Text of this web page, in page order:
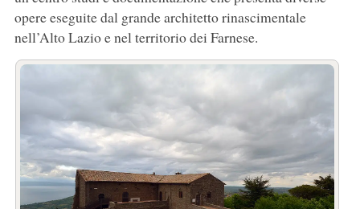
opere eseguite dal grande architetto rinascimentale
nell’Alto Lazio e nel territorio dei Farnese.